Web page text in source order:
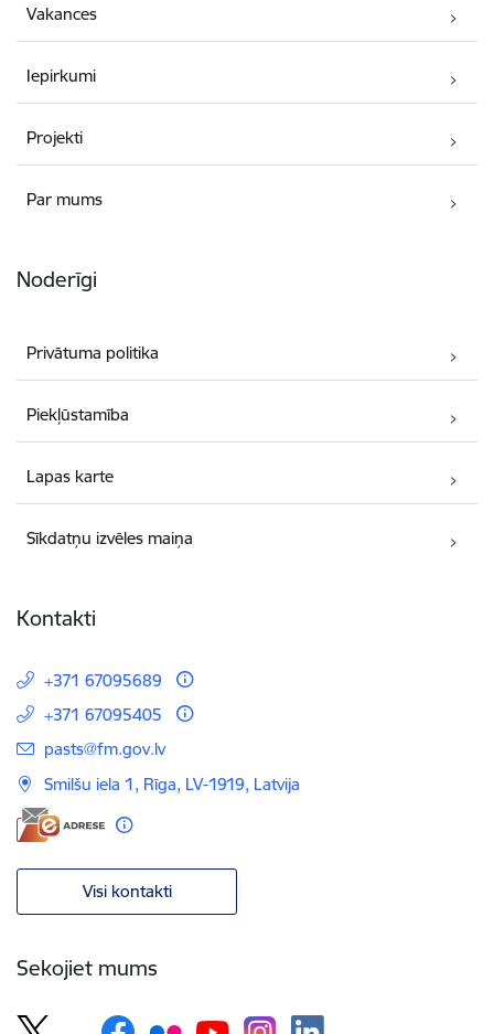
Vakances
Iepirkumi
Projekti
Par mums
Noderīgi
Privātuma politika
Piekļūstamība
Lapas karte
Sīkdatņu izvēles maiņa
Kontakti
+371 67095689
+371 67095405
E-pasts:
pasts@fm.gov.lv
Smilšu iela 1, Rīga, LV-1919, Latvija
Visi kontakti
Sekojiet mums